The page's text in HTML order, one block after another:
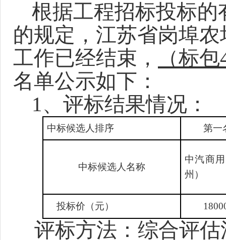
根据工程招标投标
的规定，江苏省岗埠
工作已经结束，
（标包
名单公示如下：
1、评标结果情况：
中标候选人排序 第一
中标候选人名称
中汽商
州）
投标价（元）
评标方法：综合评估